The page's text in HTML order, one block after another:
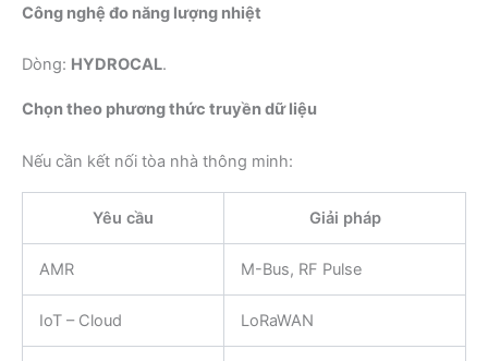
Công nghệ đo năng lượng nhiệt
Dòng: HYDROCAL.
Chọn theo phương thức truyền dữ liệu
Nếu cần kết nối tòa nhà thông minh:
Yêu cầu Giải pháp
AMR M-Bus, RF Pulse
IoT – Cloud LoRaWAN